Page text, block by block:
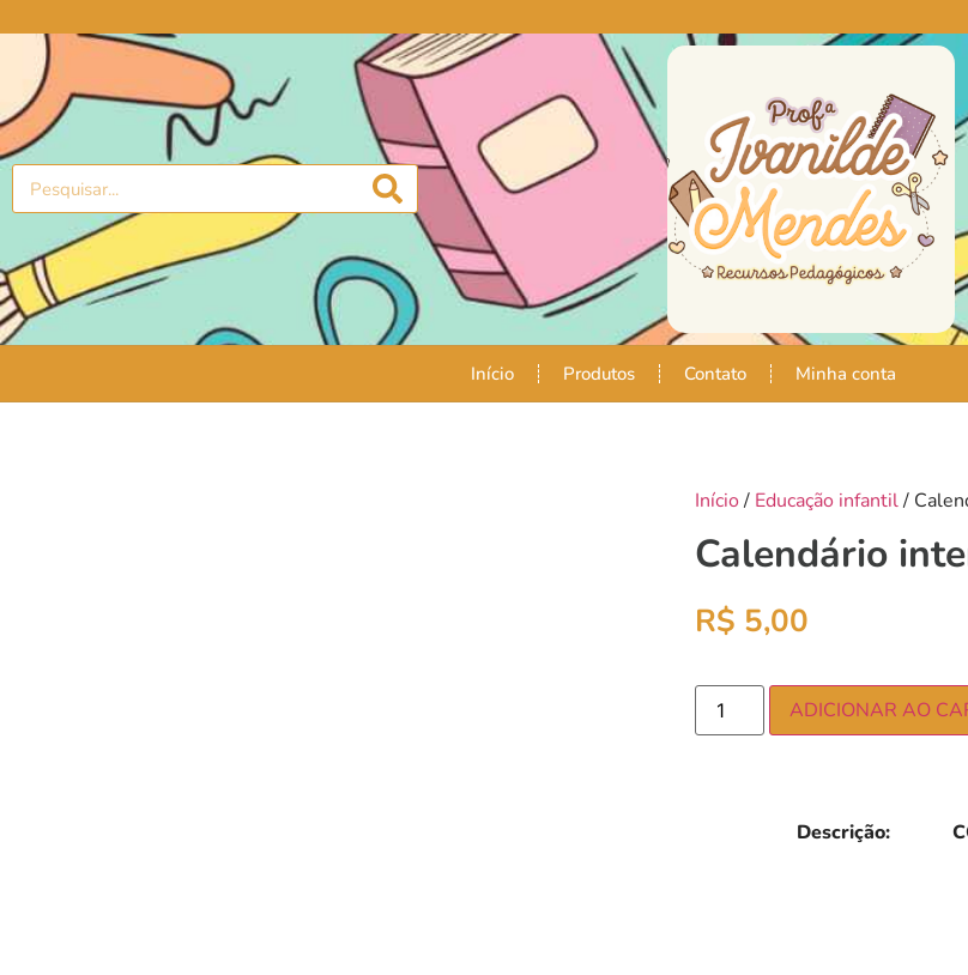
Início Produtos Contato Minha conta
Início/ Educação infantil/
Calendário
R$ 5,00
ADICIONAR AO
Descrição: